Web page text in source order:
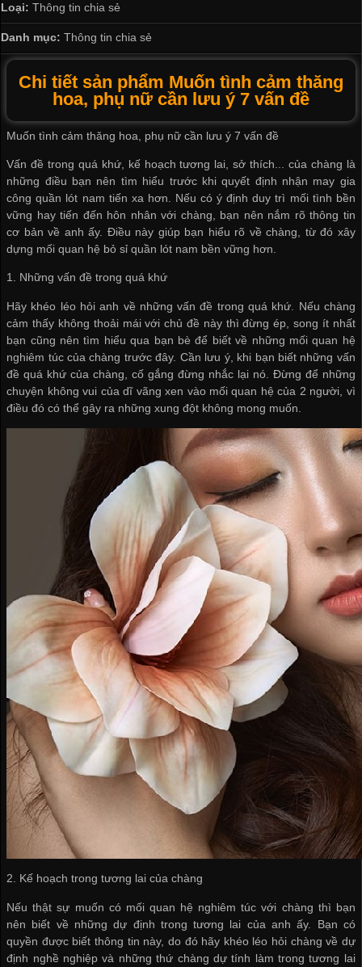
Loại: Thông tin chia sẻ
Danh mục: Thông tin chia sẻ
Chi tiết sản phẩm Muốn tình cảm thăng
hoa, phụ nữ cần lưu ý 7 vấn đề
Muốn tình cảm thăng hoa, phụ nữ cần lưu ý 7 vấn đề
Vấn đề trong quá khứ, kế hoạch tương lai, sở thích... của chàng là
những điều bạn nên tìm hiểu trước khi quyết định nhận may gia
công quần lót nam tiến xa hơn. Nếu có ý định duy trì mối tình bền
vững hay tiến đến hôn nhân với chàng, bạn nên nắm rõ thông tin
cơ bản về anh ấy. Điều này giúp bạn hiểu rõ về chàng, từ đó xây
dựng mối quan hệ bỏ sỉ quần lót nam bền vững hơn.
1. Những vấn đề trong quá khứ
Hãy khéo léo hỏi anh về những vấn đề trong quá khứ. Nếu chàng
cảm thấy không thoải mái với chủ đề này thì đừng ép, song ít nhất
bạn cũng nên tìm hiểu qua bạn bè để biết về những mối quan hệ
nghiêm túc của chàng trước đây. Cần lưu ý, khi bạn biết những vấn
đề quá khứ của chàng, cố gắng đừng nhắc lại nó. Đừng để những
chuyện không vui của dĩ vãng xen vào mối quan hệ của 2 người, vì
điều đó có thể gây ra những xung đột không mong muốn.
2. Kế hoạch trong tương lai của chàng
Nếu thật sự muốn có mối quan hệ nghiêm túc với chàng thì bạn
nên biết về những dự định trong tương lai của anh ấy. Bạn có
quyền được biết thông tin này, do đó hãy khéo léo hỏi chàng về dự
định nghề nghiệp và những thứ chàng dự tính làm trong tương lai